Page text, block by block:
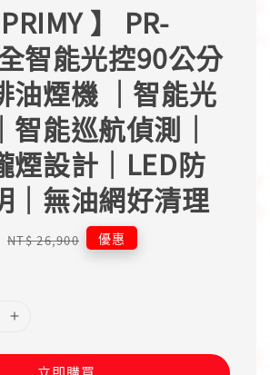
PRIMY 】 PR-
智能光控90公分
油煙機 ｜智能光
智能巡航偵測｜
煙設計｜LED防
｜無油網好清理
Regular
NT$ 26,900 優惠